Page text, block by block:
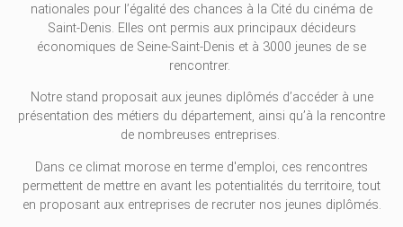
nationales pour l’égalité des chances à la Cité du cinéma de
Saint-Denis. Elles ont permis aux principaux décideurs
économiques de Seine-Saint-Denis et à 3000 jeunes de se
rencontrer.
Notre stand proposait aux jeunes diplômés d’accéder à une
présentation des métiers du département, ainsi qu’à la rencontre
de nombreuses entreprises.
Dans ce climat morose en terme d'emploi, ces rencontres
permettent de mettre en avant les potentialités du territoire, tout
en proposant aux entreprises de recruter nos jeunes diplômés.